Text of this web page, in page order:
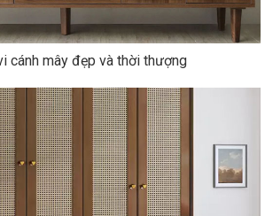
cánh mây đẹp và thời thượng